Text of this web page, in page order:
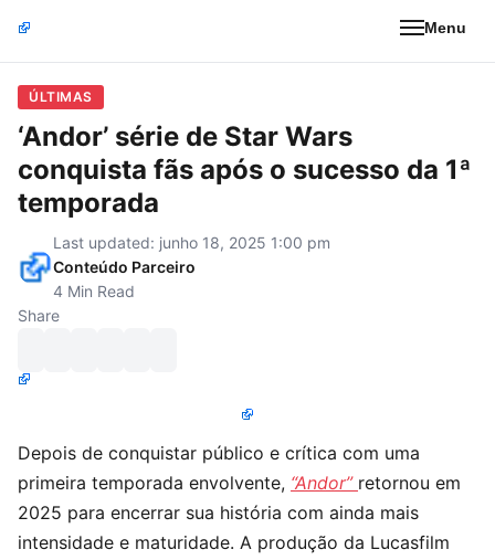
Menu
ÚLTIMAS
‘Andor’ série de Star Wars
conquista fãs após o sucesso da 1ª
temporada
Last updated: junho 18, 2025 1:00 pm
Conteúdo Parceiro
4 Min Read
Share
Depois de conquistar público e crítica com uma
primeira temporada envolvente, “Andor” retornou em
2025 para encerrar sua história com ainda mais
intensidade e maturidade. A produção da Lucasfilm